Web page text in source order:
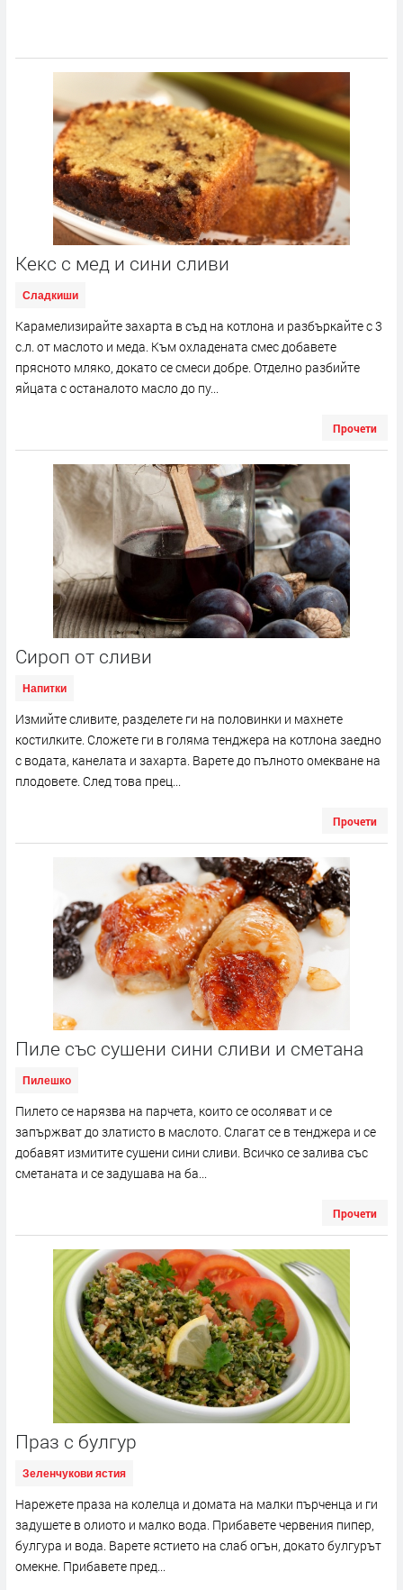
Кекс с мед и сини сливи
Сладкиши
Карамелизирайте захарта в съд на котлона и разбъркайте с 3
с.л. от маслото и меда. Към охладената смес добавете
прясното мляко, докато се смеси добре. Отделно разбийте
яйцата с останалото масло до пу...
Прочети
Сироп от сливи
Напитки
Измийте сливите, разделете ги на половинки и махнете
костилките. Сложете ги в голяма тенджера на котлона заедно
с водата, канелата и захарта. Варете до пълното омекване на
плодовете. След това прец...
Прочети
Пиле със сушени сини сливи и сметана
Пилешко
Пилето се нарязва на парчета, които се осоляват и се
запържват до златисто в маслото. Слагат се в тенджера и се
добавят измитите сушени сини сливи. Всичко се залива със
сметаната и се задушава на ба...
Прочети
Праз с булгур
Зеленчукови ястия
Нарежете праза на колелца и домата на малки пърченца и ги
задушете в олиото и малко вода. Прибавете червения пипер,
булгура и вода. Варете ястието на слаб огън, докато булгурът
омекне. Прибавете пред...